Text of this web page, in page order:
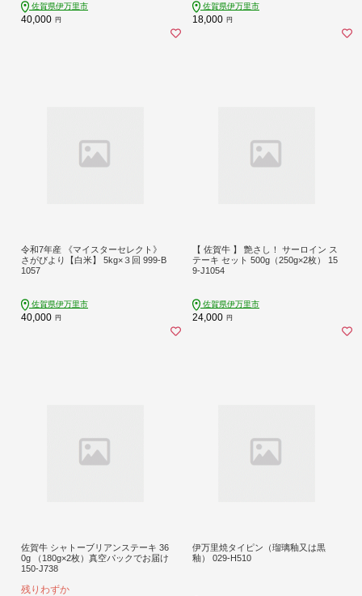
佐賀県伊万里市
40,000 円
佐賀県伊万里市
18,000 円
令和7年産 《マイスターセレクト》
さがびより【白米】 5kg×３回 999-B
1057
佐賀県伊万里市
40,000 円
【 佐賀牛 】 艶さし！ サーロイン ス
テーキ セット 500g（250g×2枚） 15
9-J1054
佐賀県伊万里市
24,000 円
佐賀牛 シャトーブリアンステーキ 36
0g （180g×2枚）真空パックでお届け
150-J738
残りわずか
伊万里焼タイピン（瑠璃釉又は黒
釉） 029-H510